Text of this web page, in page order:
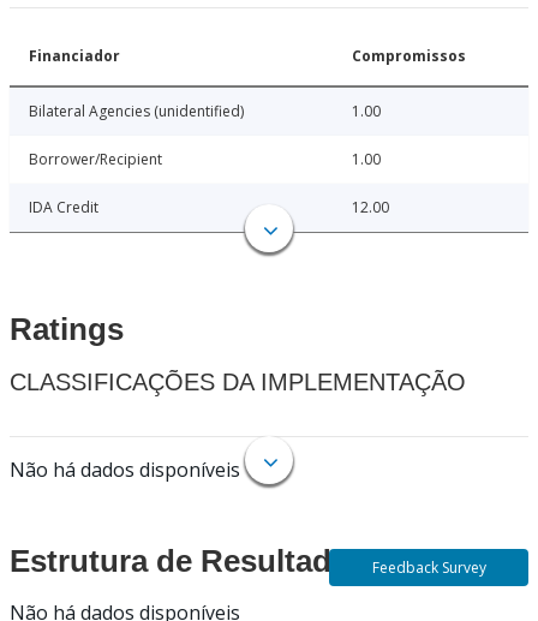
Financiador Compromissos
Bilateral Agencies (unidentified) 1.00
Borrower/Recipient 1.00
IDA Credit 12.00
Ratings
CLASSIFICAÇÕES DA IMPLEMENTAÇÃO
Não há dados disponíveis
Estrutura de Resultados
Não há dados disponíveis
Feedback Survey